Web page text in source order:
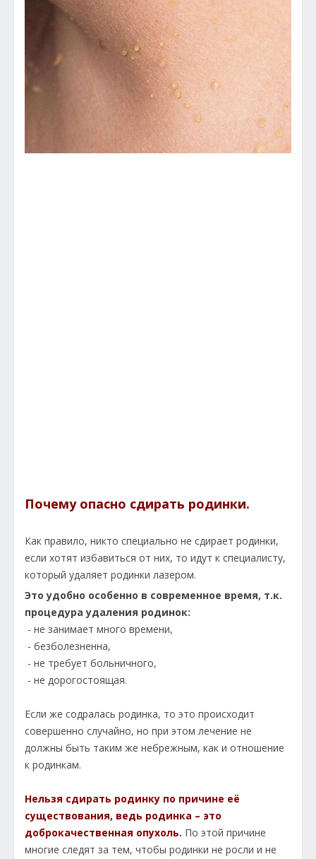
Почему опасно сдирать родинки.
Как правило, никто специально не сдирает родинки,
если хотят избавиться от них, то идут к специалисту,
который удаляет родинки лазером.
Это удобно особенно в современное время, т.к.
процедура удаления родинок:
- не занимает много времени,
- безболезненна,
- не требует больничного,
- не дорогостоящая.
Если же содралась родинка, то это происходит
совершенно случайно, но при этом лечение не
должны быть таким же небрежным, как и отношение
к родинкам.
Нельзя сдирать родинку по причине её
существования, ведь родинка – это
доброкачественная опухоль. По этой причине
многие следят за тем, чтобы родинки не росли и не